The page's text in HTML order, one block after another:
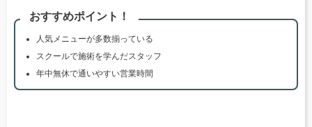
おすすめポイント！
人気メニューが多数揃っている
スクールで施術を学んだスタッフ
年中無休で通いやすい営業時間